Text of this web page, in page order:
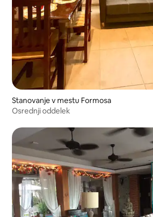
Stanovanje v mestu Formosa
Osrednji oddelek